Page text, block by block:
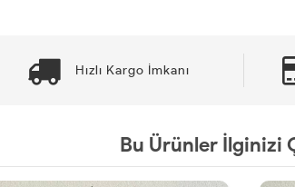
Hızlı Kargo İmkanı
Bu Ürünler İlginizi